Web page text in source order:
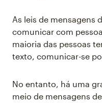
As leis de mensagens
comunicar com
maioria das pessoas
texto, comunicar-se
No entanto, há uma
meio de mensagens